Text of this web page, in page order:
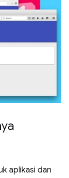
aplikasi dan